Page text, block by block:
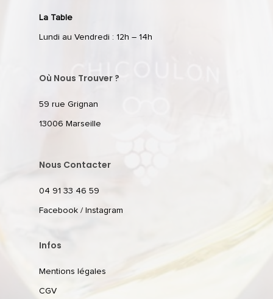
La Table
Lundi au Vendredi : 12h – 14h
Où Nous Trouver ?
59 rue Grignan
13006 Marseille
Nous Contacter
04 91 33 46 59
Facebook / Instagram
Infos
Mentions légales
CGV